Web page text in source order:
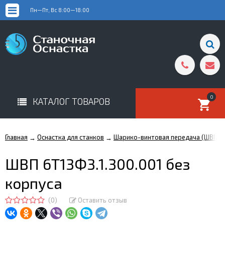
Пн—Пт, Вс 8:00—18:00
КАТАЛОГ ТОВАРОВ 0
Главная → Оснастка для станков → Шарико-винтовая передача (ШВП)
ШВП 6Т13Ф3.1.300.001 без
корпуса
(0) Оставить отзыв